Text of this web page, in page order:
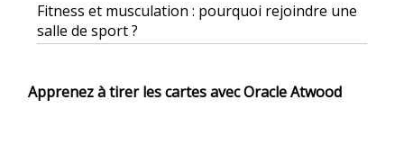
Fitness et musculation : pourquoi rejoindre une
salle de sport ?
Apprenez à tirer les cartes avec Oracle Atwood